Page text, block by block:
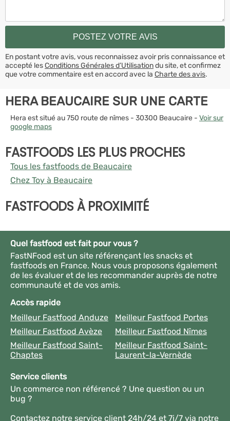
En postant votre avis, vous reconnaissez avoir pris connaissance et
accepté lesConditions Générales d’Utilisationdu site, et confirmez
que votre commentaire est en accord avec la Charte des avis.
HERA BEAUCAIRE SUR UNE CARTE
Hera est situé au 750 route de nîmes - 30300 Beaucaire - Voir sur
google maps
FASTFOODS LES PLUS PROCHES
Tous les fastfoods de Beaucaire
Chez Toy à Beaucaire
FASTFOODS À PROXIMITÉ
Quel fastfood est fait pour vous ?
FastNFood est un site référençant les snacks et
fastfoods en France. Nous vous proposons également
de les évaluer et de les recommander auprès de notre
communauté et de vos amis.
Accès rapide
Meilleur Fastfood Anduze
Meilleur Fastfood Portes
Meilleur Fastfood Avèze
Meilleur Fastfood Nîmes
Meilleur Fastfood Saint-
Chaptes
Meilleur Fastfood Saint-
Laurent-la-Vernède
Service clients
Un commerce non référencé ? Une question ou un
bug ?
Contactez notre service client 24h/24 et 7j/7 via notre